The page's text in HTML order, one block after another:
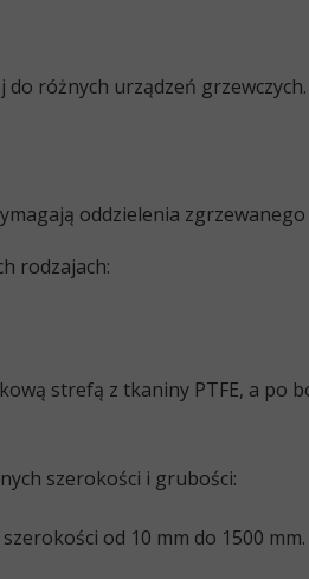
rodzajach:
strefą z tkaniny PTFE, a po
szerokości i grubości:
od 10 mm do 1500
różnych urządzeń
oddzielenia